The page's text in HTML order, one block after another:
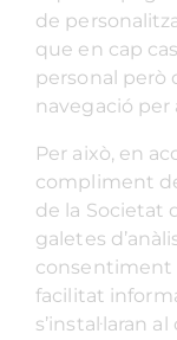
de
que en cap
personal
navegació per
Per això, en
compliment
de la Societat
galetes
consentiment
facilitat
s’instal·laran